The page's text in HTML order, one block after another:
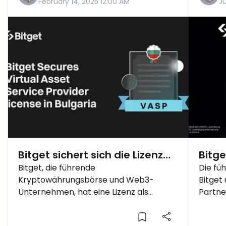
Bitget sichert sich die Lizenz
als Virtual Asset Service
Provider in Bulgarien
Bitget, die führende
Kryptowährungsbörse und Web3-
Unternehmen, hat eine Lizenz als
Die
Bitget